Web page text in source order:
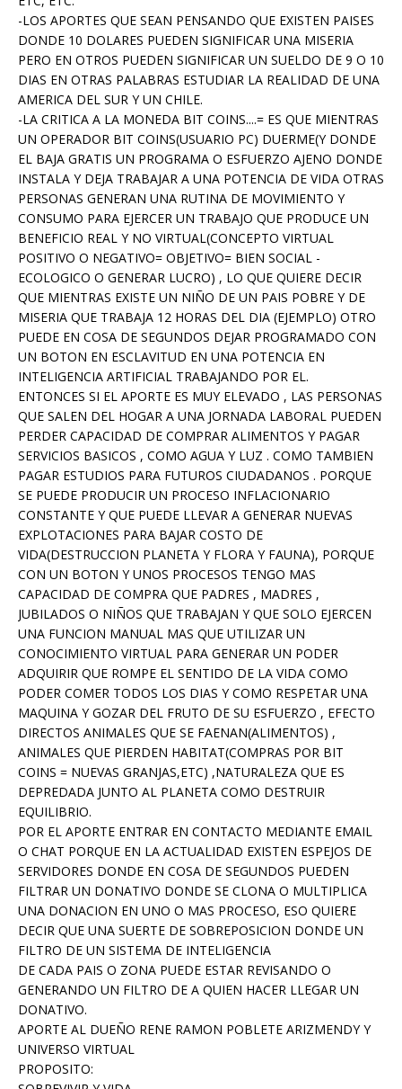
-LOS APORTES QUE SEAN PENSANDO QUE EXISTEN PAISES
DONDE 10 DOLARES PUEDEN SIGNIFICAR UNA MISERIA
PERO EN OTROS PUEDEN SIGNIFICAR UN SUELDO DE 9 O 10
DIAS EN OTRAS PALABRAS ESTUDIAR LA REALIDAD DE UNA
AMERICA DEL SUR Y UN CHILE.
-LA CRITICA A LA MONEDA BIT COINS....= ES QUE MIENTRAS
UN OPERADOR BIT COINS(USUARIO PC) DUERME(Y DONDE
EL BAJA GRATIS UN PROGRAMA O ESFUERZO AJENO DONDE
INSTALA Y DEJA TRABAJAR A UNA POTENCIA DE VIDA OTRAS
PERSONAS GENERAN UNA RUTINA DE MOVIMIENTO Y
CONSUMO PARA EJERCER UN TRABAJO QUE PRODUCE UN
BENEFICIO REAL Y NO VIRTUAL(CONCEPTO VIRTUAL
POSITIVO O NEGATIVO= OBJETIVO= BIEN SOCIAL -
ECOLOGICO O GENERAR LUCRO) , LO QUE QUIERE DECIR
QUE MIENTRAS EXISTE UN NIÑO DE UN PAIS POBRE Y DE
MISERIA QUE TRABAJA 12 HORAS DEL DIA (EJEMPLO) OTRO
PUEDE EN COSA DE SEGUNDOS DEJAR PROGRAMADO CON
UN BOTON EN ESCLAVITUD EN UNA POTENCIA EN
INTELIGENCIA ARTIFICIAL TRABAJANDO POR EL.
ENTONCES SI EL APORTE ES MUY ELEVADO , LAS PERSONAS
QUE SALEN DEL HOGAR A UNA JORNADA LABORAL PUEDEN
PERDER CAPACIDAD DE COMPRAR ALIMENTOS Y PAGAR
SERVICIOS BASICOS , COMO AGUA Y LUZ . COMO TAMBIEN
PAGAR ESTUDIOS PARA FUTUROS CIUDADANOS . PORQUE
SE PUEDE PRODUCIR UN PROCESO INFLACIONARIO
CONSTANTE Y QUE PUEDE LLEVAR A GENERAR NUEVAS
EXPLOTACIONES PARA BAJAR COSTO DE
VIDA(DESTRUCCION PLANETA Y FLORA Y FAUNA), PORQUE
CON UN BOTON Y UNOS PROCESOS TENGO MAS
CAPACIDAD DE COMPRA QUE PADRES , MADRES ,
JUBILADOS O NIÑOS QUE TRABAJAN Y QUE SOLO EJERCEN
UNA FUNCION MANUAL MAS QUE UTILIZAR UN
CONOCIMIENTO VIRTUAL PARA GENERAR UN PODER
ADQUIRIR QUE ROMPE EL SENTIDO DE LA VIDA COMO
PODER COMER TODOS LOS DIAS Y COMO RESPETAR UNA
MAQUINA Y GOZAR DEL FRUTO DE SU ESFUERZO , EFECTO
DIRECTOS ANIMALES QUE SE FAENAN(ALIMENTOS) ,
ANIMALES QUE PIERDEN HABITAT(COMPRAS POR BIT
COINS = NUEVAS GRANJAS,ETC) ,NATURALEZA QUE ES
DEPREDADA JUNTO AL PLANETA COMO DESTRUIR
EQUILIBRIO.
POR EL APORTE ENTRAR EN CONTACTO MEDIANTE EMAIL
O CHAT PORQUE EN LA ACTUALIDAD EXISTEN ESPEJOS DE
SERVIDORES DONDE EN COSA DE SEGUNDOS PUEDEN
FILTRAR UN DONATIVO DONDE SE CLONA O MULTIPLICA
UNA DONACION EN UNO O MAS PROCESO, ESO QUIERE
DECIR QUE UNA SUERTE DE SOBREPOSICION DONDE UN
FILTRO DE UN SISTEMA DE INTELIGENCIA
DE CADA PAIS O ZONA PUEDE ESTAR REVISANDO O
GENERANDO UN FILTRO DE A QUIEN HACER LLEGAR UN
DONATIVO.
APORTE AL DUEÑO RENE RAMON POBLETE ARIZMENDY Y
UNIVERSO VIRTUAL
PROPOSITO: